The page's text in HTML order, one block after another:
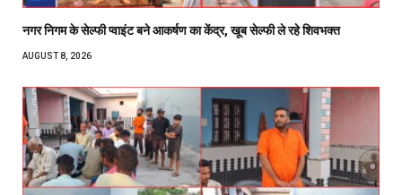
नगर निगम के सेल्फी प्वाइंट बने आकर्षण का केंद्र, खूब सेल्फी ले रहे शिवभक्त
AUGUST 8, 2026